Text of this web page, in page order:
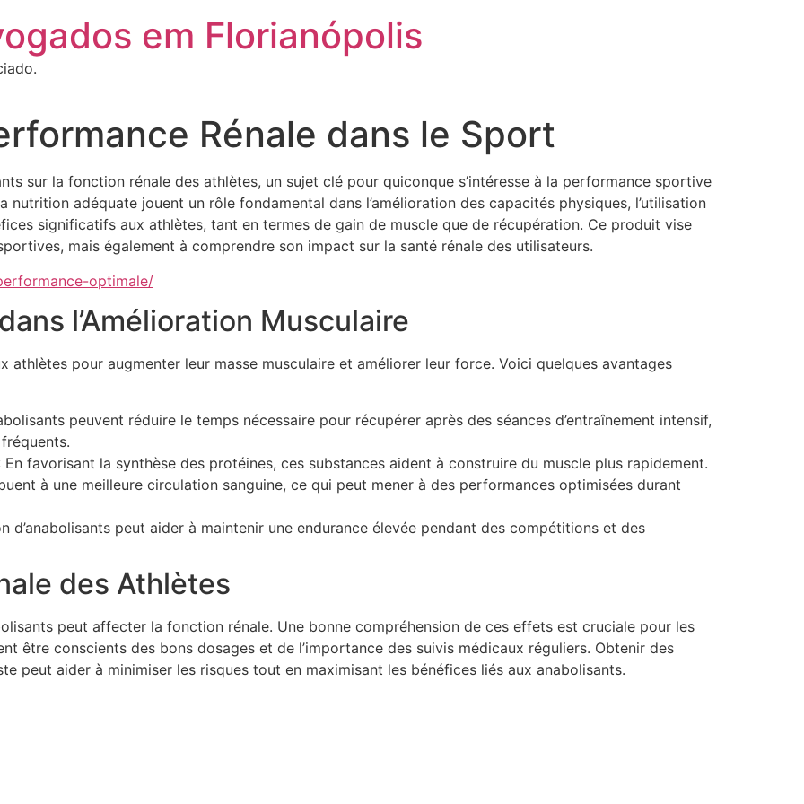
em Florianópolis
Rénale dans le Sport
sur la fonction rénale des athlètes, un sujet clé pour quiconque s’intéresse à la performance sportive
nutrition adéquate jouent un rôle fondamental dans l’amélioration des capacités physiques, l’utilisation
significatifs aux athlètes, tant en termes de gain de muscle que de récupération. Ce produit vise
mais également à comprendre son impact sur la santé rénale des utilisateurs.
optimale/
l’Amélioration Musculaire
athlètes pour augmenter leur masse musculaire et améliorer leur force. Voici quelques avantages
peuvent réduire le temps nécessaire pour récupérer après des séances d’entraînement intensif,
favorisant la synthèse des protéines, ces substances aident à construire du muscle plus rapidement.
à une meilleure circulation sanguine, ce qui peut mener à des performances optimisées durant
d’anabolisants peut aider à maintenir une endurance élevée pendant des compétitions et des
des Athlètes
peut affecter la fonction rénale. Une bonne compréhension de ces effets est cruciale pour les
être conscients des bons dosages et de l’importance des suivis médicaux réguliers. Obtenir des
peut aider à minimiser les risques tout en maximisant les bénéfices liés aux anabolisants.